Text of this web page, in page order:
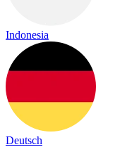
Indonesia
Deutsch